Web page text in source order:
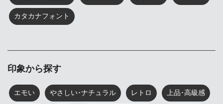
カタカナフォント
印象から探す
エモい やさしい･ナチュラル レトロ 上品･高級感